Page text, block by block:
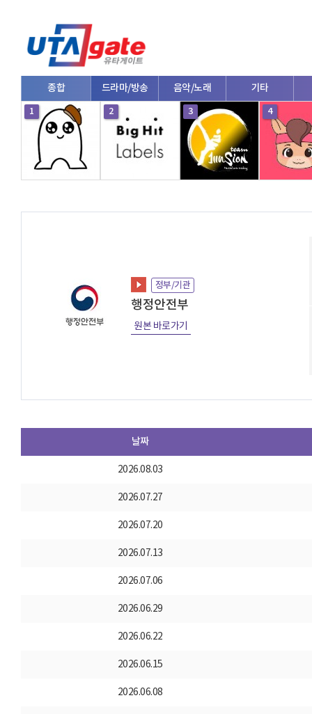
종합 드라마/방송 음악/노래 기타
1 3
정부/기관
행정안전부
원본 바로가기
날짜
2026.08.03
2026.07.27
2026.07.20
2026.07.13
2026.07.06
2026.06.29
2026.06.22
2026.06.15
2026.06.08